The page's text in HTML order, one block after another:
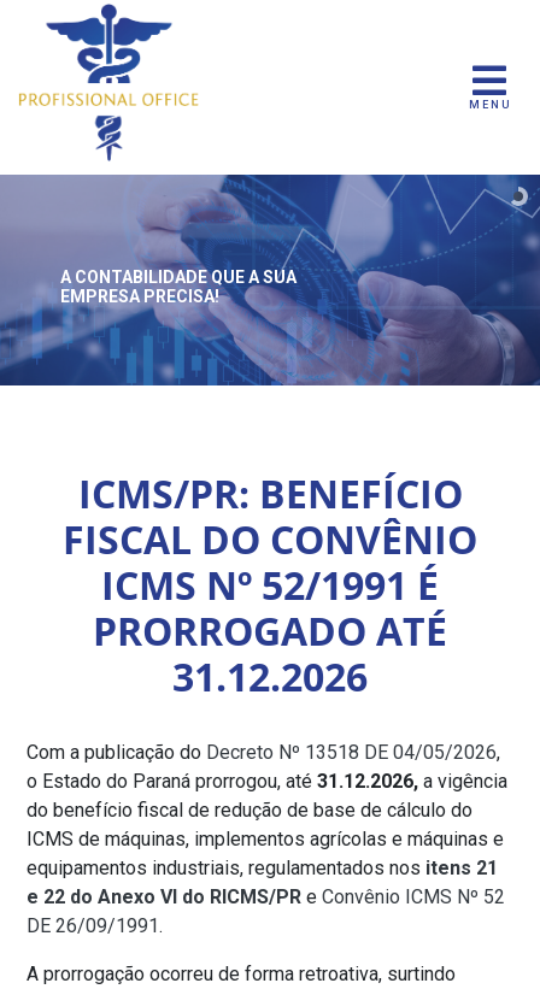
MENU
A CONTABILIDADE QUEA SUA
EMPRESA PRECISA!
ICMS/PR: BENEFÍCIO
FISCAL DO CONVÊNIO
ICMS Nº 52/1991 É
PRORROGADO ATÉ
31.12.2026
Com a publicação do Decreto Nº 13518 DE 04/05/2026,
o Estado do Paraná prorrogou, até31.12.2026, a vigência
do benefício fiscal de redução de base de cálculo do
ICMS de máquinas, implementos agrícolas e máquinas e
equipamentos industriais, regulamentados nos itens 21
e 22 do Anexo VI do RICMS/PR eConvênio ICMS Nº 52
DE 26/09/1991.
A prorrogação ocorreu de forma retroativa, surtindo